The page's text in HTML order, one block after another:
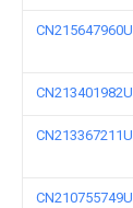
CN215647960U
CN213401982U
CN213367211U
CN210755749U